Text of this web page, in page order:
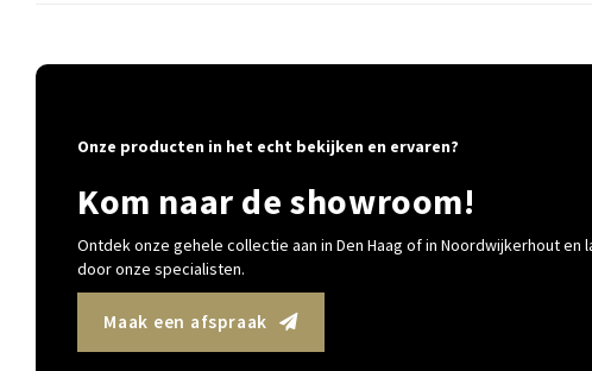
Onze producten in het echt bekijken en ervaren?
Kom naar de showroom!
Ontdek onze gehele collectie aan in Den Haag of in Noordwijkerhout en
door onze specialisten.
Maak een afspraak